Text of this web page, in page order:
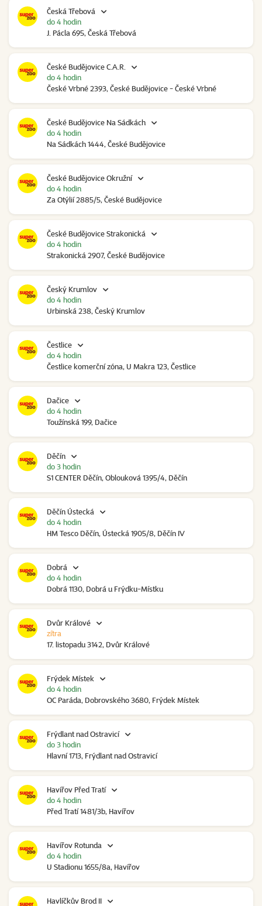
Česká Třebová
J. Pácla 695, Česká Třebová
do 4 hodin
České Budějovice C.A.R.
České Vrbné 2393, České Budějovice - České Vrbné
do 4 hodin
České Budějovice Na Sádkách
Na Sádkách 1444, České Budějovice
do 4 hodin
České Budějovice Okružní
Za Otýlií 2885/5, České Budějovice
do 4 hodin
České Budějovice Strakonická
Strakonická 2907, České Budějovice
do 4 hodin
Český Krumlov
Urbinská 238, Český Krumlov
do 4 hodin
Čestlice
Čestlice komerční zóna, U Makra 123, Čestlice
do 4 hodin
Dačice
Toužínská 199, Dačice
do 4 hodin
Děčín
S1 CENTER Děčín, Oblouková 1395/4, Děčín
do 3 hodin
Děčín Ústecká
HM Tesco Děčín, Ústecká 1905/8, Děčín IV
do 4 hodin
Dobrá
Dobrá 1130, Dobrá u Frýdku-Místku
do 4 hodin
Dvůr Králové
17. listopadu 3142, Dvůr Králové
zítra
Frýdek Místek
OC Paráda, Dobrovského 3680, Frýdek Místek
do 4 hodin
Frýdlant nad Ostravicí
Hlavní 1713, Frýdlant nad Ostravicí
do 3 hodin
Havířov Před Tratí
Před Tratí 1481/3b, Havířov
do 4 hodin
Havířov Rotunda
U Stadionu 1655/8a, Havířov
do 4 hodin
Havlíčkův Brod II